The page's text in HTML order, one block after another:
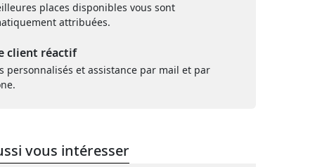
places disponibles vous sont
attribuées.
client réactif
personnalisés et assistance par mail et par
vous intéresser